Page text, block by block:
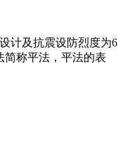
计及抗震设防烈度为6
简称平法，平法的表